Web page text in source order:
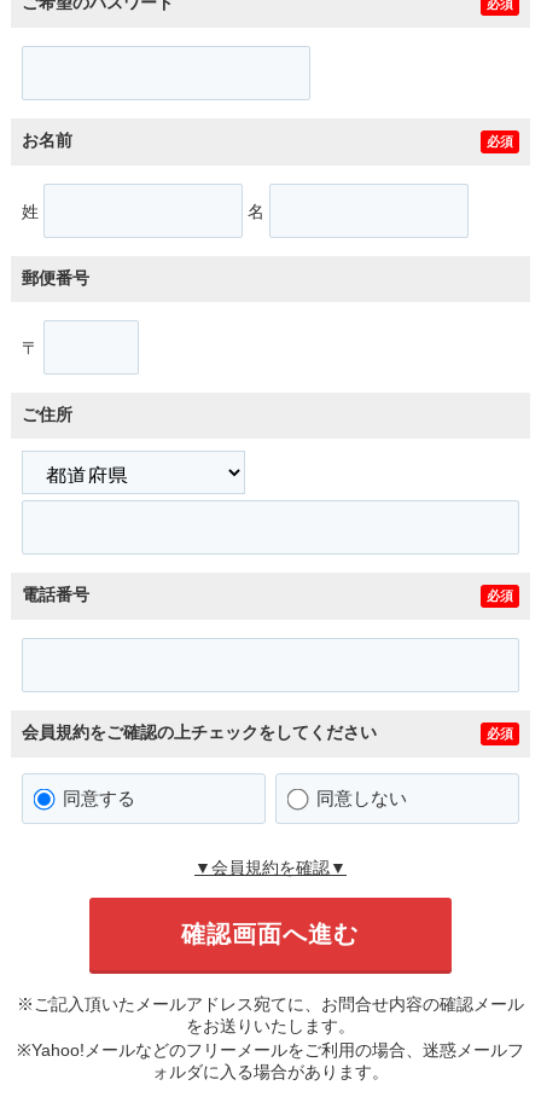
必須
お名前 必須
姓 名
郵便番号
〒
ご住所
電話番号 必須
会員規約をご確認の上チェックをしてください 必須
同意する 同意しない
▼会員規約を確認▼
※ご記入頂いたメールアドレス宛てに、お問合せ内容の確認メール
をお送りいたします。
※Yahoo!メールなどのフリーメールをご利用の場合、迷惑メールフ
ォルダに入る場合があります。